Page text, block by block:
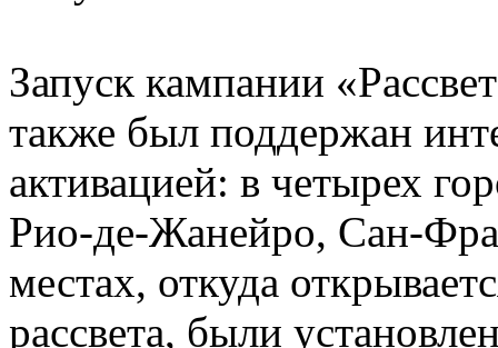
Запуск кампании
также был поддержан
активацией: в четырех
Рио-де-Жанейро, Сан-
местах, откуда
рассвета, были